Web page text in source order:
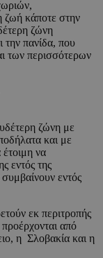
ζωή κάποτε στην
ζώνη
την πανίδα, που
των περισσότερων
ζώνη με
και με
να
εντός της
εντός
εκ περιτροπής
από
η Σλοβακία και η